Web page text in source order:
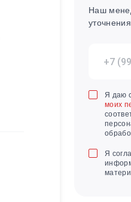
Наш
Я даю
моих
Я